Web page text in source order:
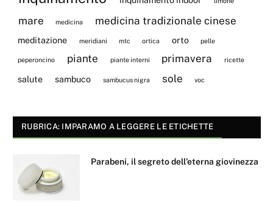
mare medicina medicina tradizionale cinese
meditazione meridiani mtc ortica orto pelle
peperoncino piante piante interni primavera ricette
salute sambuco sambucus nigra sole voc
RUBRICA: IMPARAMO A LEGGERE LE ETICHETTE
Parabeni, il segreto dell’eterna giovinezza